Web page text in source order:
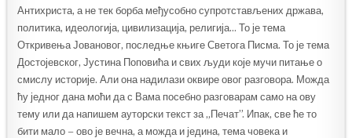
Антихриста, а не тек борба међусобно супротстављених држава,
политика, идеологија, цивилизација, религија… То је тема
Откривења Јовановог, последње књиге Светога Писма. То је тема
Достојевског, Јустина Поповића и свих људи које мучи питање о
смислу историје. Али она надилази оквире овог разговора. Можда
ћу једног дана моћи да с Вама посебно разговарам само на ову
тему или да напишем ауторски текст за „Печат”. Ипак, све ће то
бити мало – ово је вечна, а можда и једина, тема човека и